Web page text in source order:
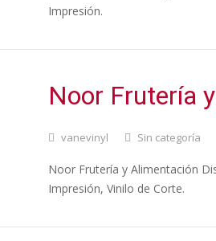
Impresión.
Noor Frutería
vanevinyl Sin categoría
Noor Frutería y Alimentación
Impresión, Vinilo de Corte.